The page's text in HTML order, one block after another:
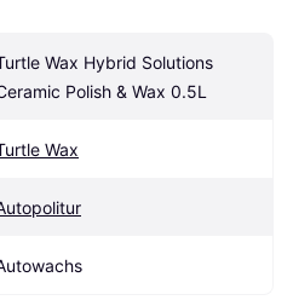
Wax Hybrid Solutions
Polish & Wax 0.5L
Wax